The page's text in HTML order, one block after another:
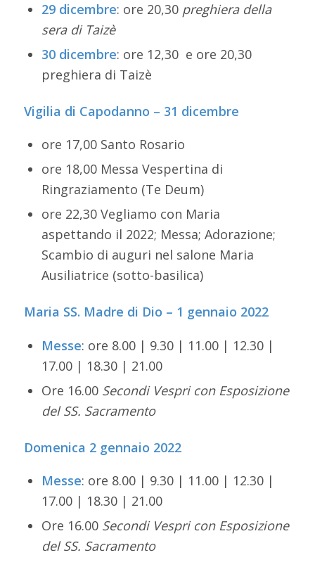
29 dicembre: ore 20,30 preghiera della
sera di Taizè
30 dicembre: ore 12,30 e ore 20,30
preghiera di Taizè
Vigilia di Capodanno – 31 dicembre
ore 17,00 Santo Rosario
ore 18,00 Messa Vespertina di
Ringraziamento (Te Deum)
ore 22,30 Vegliamo con Maria
aspettando il 2022; Messa; Adorazione;
Scambio di auguri nel salone Maria
Ausiliatrice (sotto-basilica)
Maria SS. Madre di Dio – 1 gennaio 2022
Messe: ore 8.00 | 9.30 | 11.00 | 12.30 |
17.00 | 18.30 | 21.00
Ore 16.00 Secondi Vespri con Esposizione
del SS. Sacramento
Domenica 2 gennaio 2022
Messe: ore 8.00 | 9.30 | 11.00 | 12.30 |
17.00 | 18.30 | 21.00
Ore 16.00 Secondi Vespri con Esposizione
del SS. Sacramento